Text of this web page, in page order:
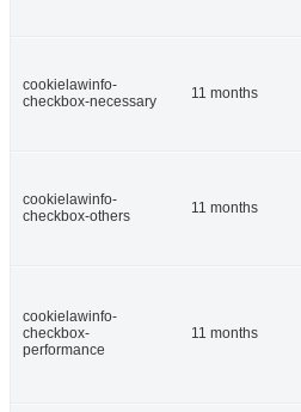
cookielawinfo-
checkbox-necessary
11 months
cookielawinfo-
checkbox-others
11 months
cookielawinfo-
checkbox-
performance
11 months